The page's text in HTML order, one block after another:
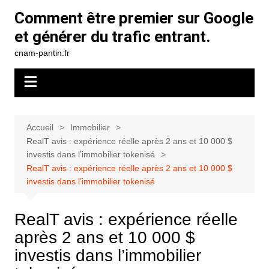
contenu
Comment être premier sur Google
et générer du trafic entrant.
cnam-pantin.fr
Accueil
Immobilier
RealT avis : expérience réelle après 2 ans et 10 000 $
investis dans l’immobilier tokenisé
RealT avis : expérience réelle après 2 ans et 10 000 $
investis dans l’immobilier tokenisé
RealT avis : expérience réelle
après 2 ans et 10 000 $
investis dans l’immobilier